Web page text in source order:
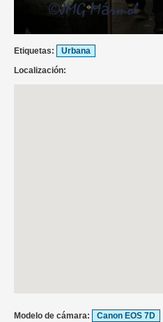
Etiquetas:
Urbana
Localización:
Modelo de cámara: Canon EOS 7D